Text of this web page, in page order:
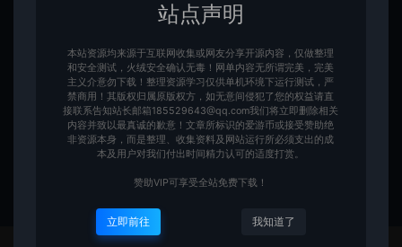
A3OL单机版四职业送GM攻略韩
国经典复古网游单机219虚拟机一
端游系列
站点声明
本站资源均来源于互联网收集或网友分享开源内容，仅做整理
和安全测试，火绒安全确认无毒！网单内容无所谓完美，完美
主义介意勿下载！整理资源学习仅供单机环境下运行测试，严
禁商用！其版权归属原版权方，如无意间侵犯了您的权益请直
接联系告知站长邮箱185529643@qq.com我们将立即删除相关
内容并致以最真诚的歉意！文章所标识的爱游币或接受赞助绝
非资源本身，而是整理、收集资料及网站运行所必须支出的成
本及用户对我们付出时间精力认可的适度打赏。
赞助VIP可享受全站免费下载！
立即前往 我知道了